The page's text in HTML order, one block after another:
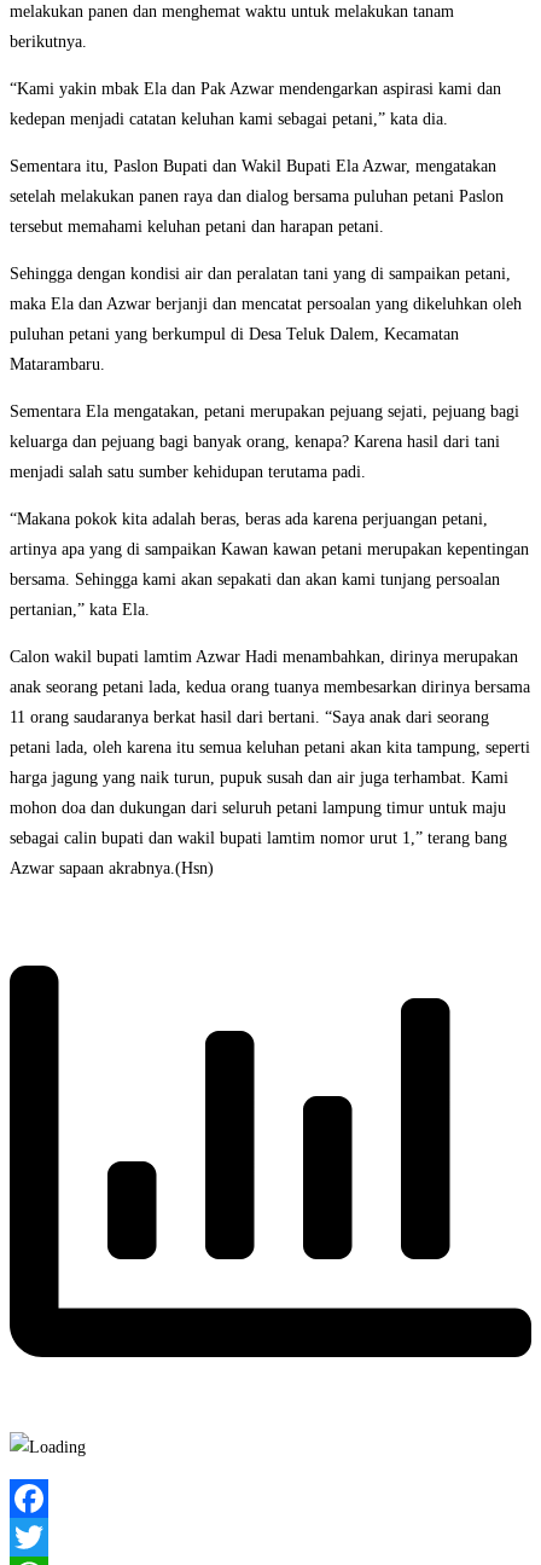
melakukan panen dan menghemat waktu untuk melakukan tanam
berikutnya.
“Kami yakin mbak Ela dan Pak Azwar mendengarkan aspirasi kami dan
kedepan menjadi catatan keluhan kami sebagai petani,” kata dia.
Sementara itu, Paslon Bupati dan Wakil Bupati Ela Azwar, mengatakan
setelah melakukan panen raya dan dialog bersama puluhan petani Paslon
tersebut memahami keluhan petani dan harapan petani.
Sehingga dengan kondisi air dan peralatan tani yang di sampaikan petani,
maka Ela dan Azwar berjanji dan mencatat persoalan yang dikeluhkan oleh
puluhan petani yang berkumpul di Desa Teluk Dalem, Kecamatan
Matarambaru.
Sementara Ela mengatakan, petani merupakan pejuang sejati, pejuang bagi
keluarga dan pejuang bagi banyak orang, kenapa? Karena hasil dari tani
menjadi salah satu sumber kehidupan terutama padi.
“Makana pokok kita adalah beras, beras ada karena perjuangan petani,
artinya apa yang di sampaikan Kawan kawan petani merupakan kepentingan
bersama. Sehingga kami akan sepakati dan akan kami tunjang persoalan
pertanian,” kata Ela.
Calon wakil bupati lamtim Azwar Hadi menambahkan, dirinya merupakan
anak seorang petani lada, kedua orang tuanya membesarkan dirinya bersama
11 orang saudaranya berkat hasil dari bertani. “Saya anak dari seorang
petani lada, oleh karena itu semua keluhan petani akan kita tampung, seperti
harga jagung yang naik turun, pupuk susah dan air juga terhambat. Kami
mohon doa dan dukungan dari seluruh petani lampung timur untuk maju
sebagai calin bupati dan wakil bupati lamtim nomor urut 1,” terang bang
Azwar sapaan akrabnya.(Hsn)
Facebook